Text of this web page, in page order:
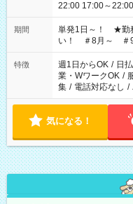
22:00 17:00～22:00 など こちら以外の時間もお
ださい！
期間
単発1日～！ ★勤
い！ ＃8月～ ＃
特徴 週1日からOK / 日
業・WワークOK /
集 / 電話対応なし /
気になる！